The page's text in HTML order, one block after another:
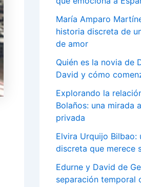
María Amparo
historia discreta de
de amor
Quién es la novia de
David y cómo
Explorando la
Bolaños: una mirada
privada
Elvira Urquijo Bilbao:
discreta que merece
Edurne y David de
separación temporal